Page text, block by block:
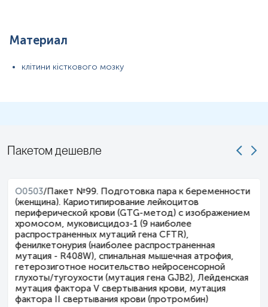
Материал
клітини кісткового мозку
Пакетом дешевле
O0503/Пакет №99. Подготовка пара к беременности
(женщина). Кариотипирование лейкоцитов
периферической крови (GTG-метод) с изображением
хромосом, муковисцидоз-1 (9 наиболее
распространенных мутаций гена CFTR),
фенилкетонурия (наиболее распространенная
мутация - R408W), спинальная мышечная атрофия,
гетерозиготное носительство нейросенсорной
глухоты/тугоухости (мутация гена GJB2), Лейденская
мутация фактора V свертывания крови, мутация
фактора II свертывания крови (протромбин)